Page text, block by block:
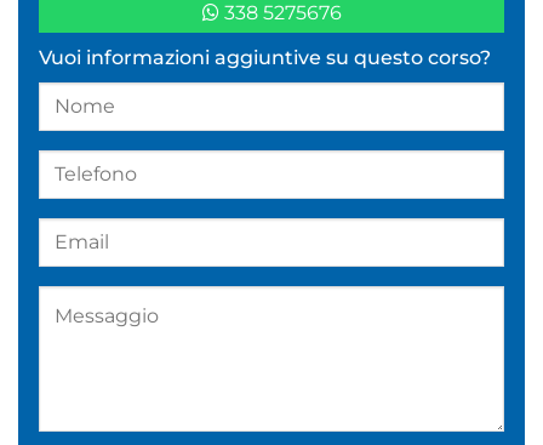
338 5275676
Vuoi informazioni aggiuntive su questo corso?